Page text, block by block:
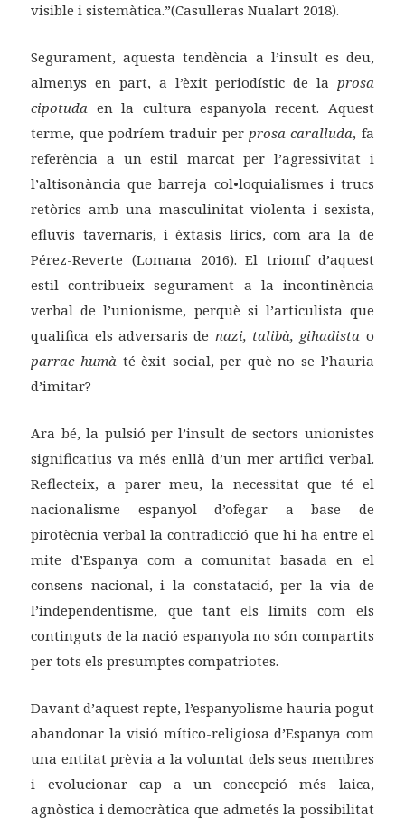
visible i sistemàtica.”(Casulleras Nualart 2018).
Segurament, aquesta tendència a l’insult es deu,
almenys en part, a l’èxit periodístic de la prosa
cipotuda en la cultura espanyola recent. Aquest
terme, que podríem traduir per prosa caralluda, fa
referència a un estil marcat per l’agressivitat i
l’altisonància que barreja col•loquialismes i trucs
retòrics amb una masculinitat violenta i sexista,
efluvis tavernaris, i èxtasis lírics, com ara la de
Pérez-Reverte (Lomana 2016). El triomf d’aquest
estil contribueix segurament a la incontinència
verbal de l’unionisme, perquè si l’articulista que
qualifica els adversaris de nazi, talibà, gihadista o
parrac humà té èxit social, per què no se l’hauria
d’imitar?
Ara bé, la pulsió per l’insult de sectors unionistes
significatius va més enllà d’un mer artifici verbal.
Reflecteix, a parer meu, la necessitat que té el
nacionalisme espanyol d’ofegar a base de
pirotècnia verbal la contradicció que hi ha entre el
mite d’Espanya com a comunitat basada en el
consens nacional, i la constatació, per la via de
l’independentisme, que tant els límits com els
continguts de la nació espanyola no són compartits
per tots els presumptes compatriotes.
Davant d’aquest repte, l’espanyolisme hauria pogut
abandonar la visió mítico-religiosa d’Espanya com
una entitat prèvia a la voluntat dels seus membres
i evolucionar cap a un concepció més laica,
agnòstica i democràtica que admetés la possibilitat